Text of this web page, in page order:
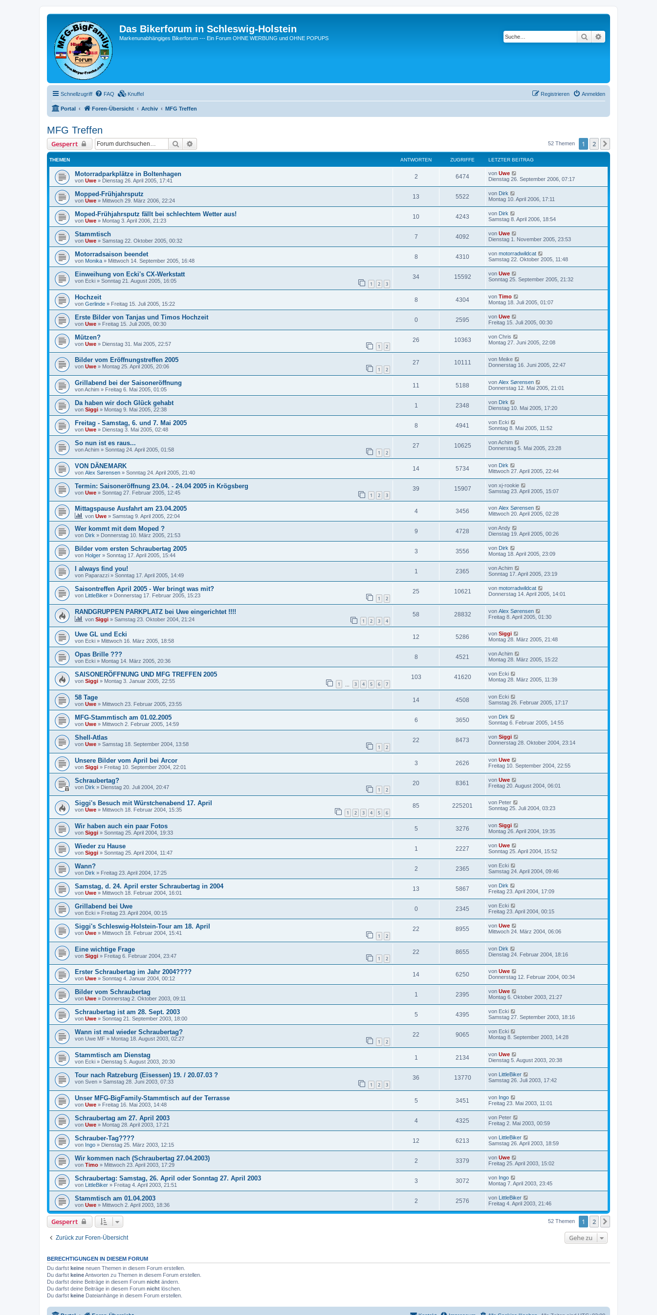
Das Bikerforum in Schleswig-Holstein
Markenunabhängiges Bikerforum --- Ein Forum OHNE WERBUNG und OHNE POPUPS Suche
Schnellzugriff FAQ Knuffel Anmelden
Registrieren
Portal Foren-Übersicht Archiv MFG Treffen
MFG Treffen
Gesperrt Suche 52 Themen 1 2
THEMEN ANTWORTEN ZUGRIFFE LETZTER BEITRAG
Motorradparkplätze in Boltenhagen
von Uwe » Dienstag 26. April 2005, 17:41
2 6474 von Uwe
Dienstag 26. September 2006, 07:17
Mopped-Frühjahrsputz
von Uwe » Mittwoch 29. März 2006, 22:24
13 5522 von Dirk
Montag 10. April 2006, 17:11
Moped-Frühjahrsputz fällt bei schlechtem Wetter aus!
von Uwe » Montag 3. April 2006, 21:23
10 4243 von Dirk
Samstag 8. April 2006, 18:54
Stammtisch
von Uwe » Samstag 22. Oktober 2005, 00:32
7 4092 von Uwe
Dienstag 1. November 2005, 23:53
Motorradsaison beendet
von Monika » Mittwoch 14. September 2005, 16:48
8 4310 von motorradwildcat
Samstag 22. Oktober 2005, 11:48
Einweihung von Ecki's CX-Werkstatt
von Ecki » Sonntag 21. August 2005, 16:05 1 2 3
34 15592 von Uwe
Sonntag 25. September 2005, 21:32
Hochzeit
von Gerlinde » Freitag 15. Juli 2005, 15:22
8 4304 von Timo
Montag 18. Juli 2005, 01:07
Erste Bilder von Tanjas und Timos Hochzeit
von Uwe » Freitag 15. Juli 2005, 00:30
0 2595 von Uwe
Freitag 15. Juli 2005, 00:30
Mützen?
von Uwe » Dienstag 31. Mai 2005, 22:57 1 2
26 10363 von Chris
Montag 27. Juni 2005, 22:08
Bilder vom Eröffnungstreffen 2005
von Uwe » Montag 25. April 2005, 20:06 1 2
27 10111 von Meike
Donnerstag 16. Juni 2005, 22:47
Grillabend bei der Saisoneröffnung
vonAchim » Freitag 6. Mai 2005, 01:05
11 5188 von Alex Sørensen
Donnerstag 12. Mai 2005, 21:01
Da haben wir doch Glück gehabt
von Siggi » Montag 9. Mai 2005, 22:38
1 2348 von Dirk
Dienstag 10. Mai 2005, 17:20
Freitag - Samstag, 6. und 7. Mai 2005
von Uwe » Dienstag 3. Mai 2005, 02:48
8 4941 von Ecki
Sonntag 8. Mai 2005, 11:52
So nun ist es raus...
vonAchim » Sonntag 24. April 2005, 01:58 1 2
27 10625 vonAchim
Donnerstag 5. Mai 2005, 23:28
VON DÄNEMARK
von Alex Sørensen » Sonntag 24. April 2005, 21:40
14 5734 von Dirk
Mittwoch 27. April 2005, 22:44
Termin: Saisoneröffnung 23.04. - 24.04 2005 in Krögsberg
von Uwe » Sonntag 27. Februar 2005, 12:45 1 2 3
39 15907 von xj-rookie
Samstag 23. April 2005, 15:07
Mittagspause Ausfahrt am 23.04.2005
von Uwe » Samstag 9. April 2005, 22:04
4 3456 von Alex Sørensen
Mittwoch 20. April 2005, 02:28
Wer kommt mit dem Moped ?
von Dirk » Donnerstag 10. März 2005, 21:53
9 4728 vonAndy
Dienstag 19. April 2005, 00:26
Bilder vom ersten Schraubertag 2005
von Holger » Sonntag 17. April 2005, 15:44
3 3556 von Dirk
Montag 18. April 2005, 23:09
I always find you!
von Paparazzi » Sonntag 17. April 2005, 14:49
1 2365 vonAchim
Sonntag 17. April 2005, 23:19
Saisontreffen April 2005 - Wer bringt was mit?
von LittleBiker » Donnerstag 17. Februar 2005, 15:23 1 2
25 10621 von motorradwildcat
Donnerstag 14. April 2005, 14:01
RANDGRUPPEN PARKPLATZ bei Uwe eingerichtet !!!!
von Siggi » Samstag 23. Oktober 2004, 21:24 1 2 3 4
58 28832 von Alex Sørensen
Freitag 8. April 2005, 01:30
Uwe GL und Ecki
von Ecki » Mittwoch 16. März 2005, 18:58
12 5286 von Siggi
Montag 28. März 2005, 21:48
Opas Brille ???
von Ecki » Montag 14. März 2005, 20:36
8 4521 vonAchim
Montag 28. März 2005, 15:22
SAISONERÖFFNUNG UND MFG TREFFEN 2005
von Siggi » Montag 3. Januar 2005, 22:55 1 3 4 5 6 7
103 41620 von Ecki
Montag 28. März 2005, 11:39
58 Tage
von Uwe » Mittwoch 23. Februar 2005, 23:55
14 4508 von Ecki
Samstag 26. Februar 2005, 17:17
MFG-Stammtisch am 01.02.2005
von Uwe » Mittwoch 2. Februar 2005, 14:59
6 3650 von Dirk
Sonntag 6. Februar 2005, 14:55
Shell-Atlas
von Uwe » Samstag 18. September 2004, 13:58 1 2
22 8473 von Siggi
Donnerstag 28. Oktober 2004, 23:14
Unsere Bilder vom April bei Arcor
von Siggi » Freitag 10. September 2004, 22:01
3 2626 von Uwe
Freitag 10. September 2004, 22:55
Schraubertag?
von Dirk » Dienstag 20. Juli 2004, 20:47 1 2
20 8361 von Uwe
Freitag 20. August 2004, 06:01
Siggi's Besuch mit Würstchenabend 17. April
von Uwe » Mittwoch 18. Februar 2004, 15:35 1 2 3 4 5 6
85 225201 von Peter
Sonntag 25. Juli 2004, 03:23
Wir haben auch ein paar Fotos
von Siggi » Sonntag 25. April 2004, 19:33
5 3276 von Siggi
Montag 26. April 2004, 19:35
Wieder zu Hause
von Siggi » Sonntag 25. April 2004, 11:47
1 2227 von Uwe
Sonntag 25. April 2004, 15:52
Wann?
von Dirk » Freitag 23. April 2004, 17:25
2 2365 von Ecki
Samstag 24. April 2004, 09:46
Samstag, d. 24. April erster Schraubertag in 2004
von Uwe » Mittwoch 18. Februar 2004, 16:01
13 5867 von Dirk
Freitag 23. April 2004, 17:09
Grillabend bei Uwe
von Ecki » Freitag 23. April 2004, 00:15
0 2345 von Ecki
Freitag 23. April 2004, 00:15
Siggi's Schleswig-Holstein-Tour am 18. April
von Uwe » Mittwoch 18. Februar 2004, 15:41 1 2
22 8955 von Uwe
Mittwoch 24. März 2004, 06:06
Eine wichtige Frage
von Siggi » Freitag 6. Februar 2004, 23:47 1 2
22 8655 von Dirk
Dienstag 24. Februar 2004, 18:16
Erster Schraubertag im Jahr 2004????
von Uwe » Sonntag 4. Januar 2004, 00:12
14 6250 von Uwe
Donnerstag 12. Februar 2004, 00:34
Bilder vom Schraubertag
von Uwe » Donnerstag 2. Oktober 2003, 09:11
1 2395 von Uwe
Montag 6. Oktober 2003, 21:27
Schraubertag ist am 28. Sept. 2003
von Uwe » Sonntag 21. September 2003, 18:00
5 4395 von Ecki
Samstag 27. September 2003, 18:16
Wann ist mal wieder Schraubertag?
von Uwe MF » Montag 18. August 2003, 02:27 1 2
22 9065 von Ecki
Montag 8. September 2003, 14:28
Stammtisch am Dienstag
von Ecki » Dienstag 5. August 2003, 20:30
1 2134 von Uwe
Dienstag 5. August 2003, 20:38
Tour nach Ratzeburg (Eisessen) 19. / 20.07.03 ?
von Sven » Samstag 28. Juni 2003, 07:33 1 2 3
36 13770 von LittleBiker
Samstag 26. Juli 2003, 17:42
Unser MFG-BigFamily-Stammtisch auf der Terrasse
von Uwe » Freitag 16. Mai 2003, 14:48
5 3451 von Ingo
Freitag 23. Mai 2003, 11:01
Schraubertag am 27. April 2003
von Uwe » Montag 28. April 2003, 17:21
4 4325 von Peter
Freitag 2. Mai 2003, 00:59
Schrauber-Tag????
von Ingo » Dienstag 25. März 2003, 12:15
12 6213 von LittleBiker
Samstag 26. April 2003, 18:59
Wir kommen nach (Schraubertag 27.04.2003)
von Timo » Mittwoch 23. April 2003, 17:29
2 3379 von Uwe
Freitag 25. April 2003, 15:02
Schraubertag: Samstag, 26. April oder Sonntag 27. April 2003
von LittleBiker » Freitag 4. April 2003, 21:51
3 3072 von Ingo
Montag 7. April 2003, 23:45
Stammtisch am 01.04.2003
von Uwe » Mittwoch 2. April 2003, 18:36
2 2576 von LittleBiker
Freitag 4. April 2003, 21:46
Gesperrt 52 Themen 1 2
Zurück zur Foren-Übersicht Gehe zu
BERECHTIGUNGEN IN DIESEM FORUM
Du darfst keine neuen Themen in diesem Forum erstellen.
Du darfst keineAntworten zu Themen in diesem Forum erstellen.
Du darfst deine Beiträge in diesem Forum nicht ändern.
Du darfst deine Beiträge in diesem Forum nicht löschen.
Du darfst keine Dateianhänge in diesem Forum erstellen.